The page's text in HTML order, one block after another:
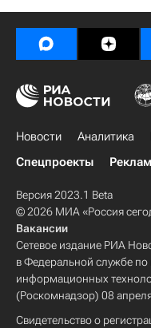
Новости Аналитика
Спецпроекты
Версия 2023.1 Beta
© 2026 МИА «Россия
Вакансии
Сетевое издание РИА
в Федеральной службе по
информационных
(Роскомнадзор) 08
Свидетельство о